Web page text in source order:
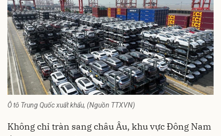
Ô tô Trung Quốc xuất khẩu, (Nguồn TTXVN)
Không chỉ tràn sang châu Âu, khu vực Đông Nam